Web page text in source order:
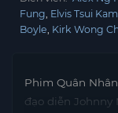
Fung Elvis Tsui
Boyle Kirk Wong
Phim Quân
đạo diễn Johnny